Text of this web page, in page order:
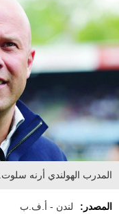
المدرب الهولندي أرنه
المصدر: لندن - أ.ف.ب